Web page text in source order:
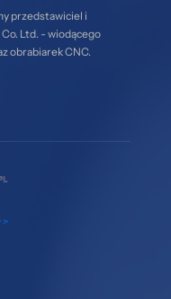
przedstawiciel i
Ltd. - wiodącego
obrabiarek CNC.